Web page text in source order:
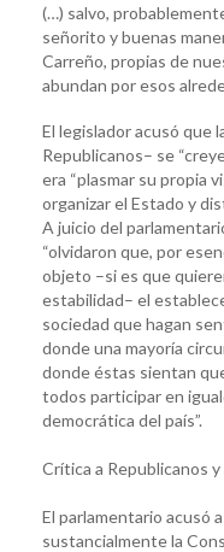
(…) salvo,
señorito y buenas
Carreño, propias de
abundan por esos
El legislador acusó que
Republicanos– se
era “plasmar su propia
organizar el Estado y
A juicio del
“olvidaron que, por
objeto –si es que
estabilidad– el
sociedad que hagan
donde una mayoría
donde éstas sientan
todos participar en
democrática del país”.
Crítica a Republicanos
El parlamentario acusó
sustancialmente la